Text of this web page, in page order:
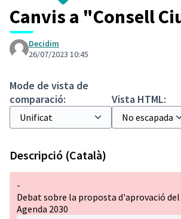
Canvis a "Consell
Decidim
26/07/2023 10:45
Mode de vista de
comparació:
Vista HTML:
Descripció (Català)
-
Debat sobre la proposta d'aprovació
Agenda 2030